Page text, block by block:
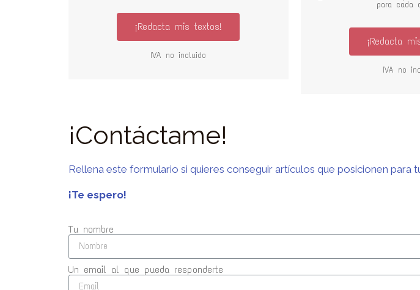
¡Redacta mis textos!
IVA no incluido
para cada
¡Redacta
IVA no
¡Contáctame!
Rellena este formulario si quieres conseguir artículos que posicionen para
¡Te espero!
Tu nombre
Un email al que pueda responderte